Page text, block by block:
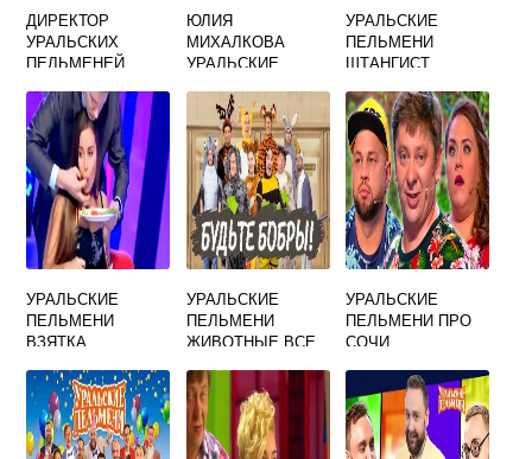
ДИРЕКТОР
УРАЛЬСКИХ
ПЕЛЬМЕНЕЙ
ЮЛИЯ
МИХАЛКОВА
УРАЛЬСКИЕ
БЕРЕМЕННАЯ
УРАЛЬСКИЕ
ПЕЛЬМЕНИ
ШТАНГИСТ
УРАЛЬСКИЕ
ПЕЛЬМЕНИ
ВЗЯТКА
УРАЛЬСКИЕ
ПЕЛЬМЕНИ
ЖИВОТНЫЕ ВСЕ
УРАЛЬСКИЕ
ПЕЛЬМЕНИ ПРО
СОЧИ